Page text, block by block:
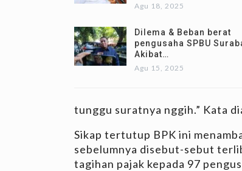
Agu 18, 2025
Dilema & Beban berat
pengusaha SPBU
Akibat…
Agu 15, 2025
tunggu suratnya nggih.” Kata
Sikap tertutup BPK ini
sebelumnya disebut-sebut
tagihan pajak kepada 97